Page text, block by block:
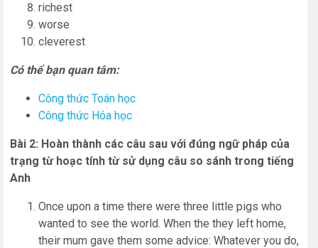
richest
worse
cleverest
Có thể bạn quan tâm:
Công thức Toán học
Công thức Hóa học
Bài 2: Hoàn thành các câu sau với đúng ngữ pháp của
trạng từ hoạc tính từ sử dụng câu so sánh trong tiếng
Anh
Once upon a time there were three little pigs who
wanted to see the world. When the they left home,
their mum gave them some advice: Whatever you do,